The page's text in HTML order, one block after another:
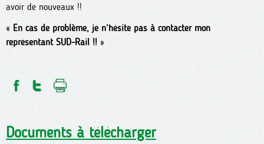
avoir de nouveaux !!
« En cas de problème, je n’hésite pas à contacter mon
représentant SUD-Rail !! »
Documents à télécharger